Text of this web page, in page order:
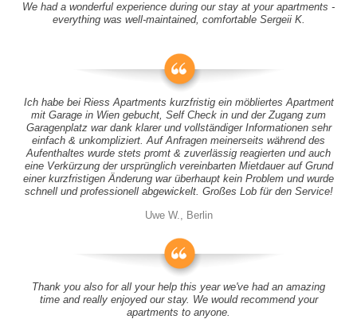
We had a wonderful experience during our stay at your apartments -
everything was well-maintained, comfortable Sergeii K.
Ich habe bei Riess Apartments kurzfristig ein möbliertes Apartment
mit Garage in Wien gebucht, Self Check in und der Zugang zum
Garagenplatz war dank klarer und vollständiger Informationen sehr
einfach & unkompliziert. Auf Anfragen meinerseits während des
Aufenthaltes wurde stets promt & zuverlässig reagierten und auch
eine Verkürzung der ursprünglich vereinbarten Mietdauer auf Grund
einer kurzfristigen Änderung war überhaupt kein Problem und wurde
schnell und professionell abgewickelt. Großes Lob für den Service!
Uwe W., Berlin
Thank you also for all your help this year we've had an amazing
time and really enjoyed our stay. We would recommend your
apartments to anyone.